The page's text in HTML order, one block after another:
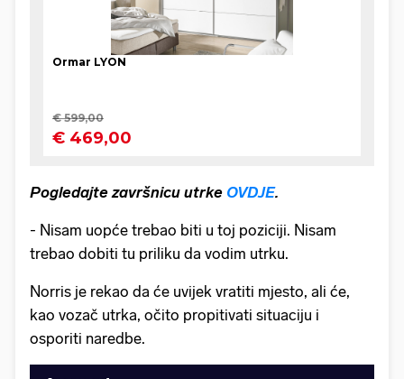
Pogledajte završnicu utrke OVDJE.
- Nisam uopće trebao biti u toj poziciji. Nisam
trebao dobiti tu priliku da vodim utrku.
Norris je rekao da će uvijek vratiti mjesto, ali će,
kao vozač utrka, očito propitivati ​​situaciju i
osporiti naredbe.